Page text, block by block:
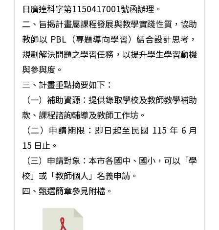
日廣達科字第1150417001號函辦理。
二、旨揭計畫屬課程發展與教學實踐性質，協助
教師以 PBL（專題導向學習）結合設計思考，
規劃解決問題之學習任務，以提升學生學習動機
與參與度。
三、計畫重點摘要如下：
（一）補助資源：提供錄取學校及教師教學補助
款、課程諮詢輔導及教師工作坊。
（二）申請期限：即日起至民國 115 年 6 月
15 日止。
（三）申請對象：本市各國中、國小，可以「學
校」或「教師個人」名義申請。
四、甄選簡章參見附檔。